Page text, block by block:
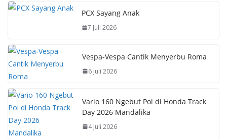
PCX Sayang Anak
7 Juli 2026
Vespa-Vespa Cantik Menyerbu Roma
6 Juli 2026
Vario 160 Ngebut Pol di Honda Track
Day 2026 Mandalika
4 Juli 2026